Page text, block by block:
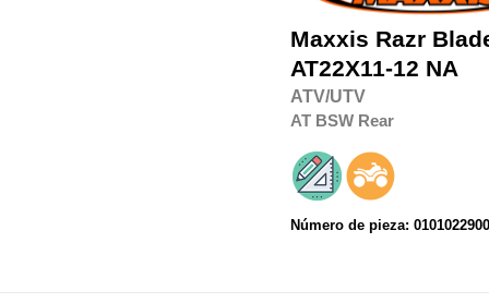
Maxxis Razr
AT22X11-12 NA
ATV/UTV
AT BSW Rear
Número de pieza: